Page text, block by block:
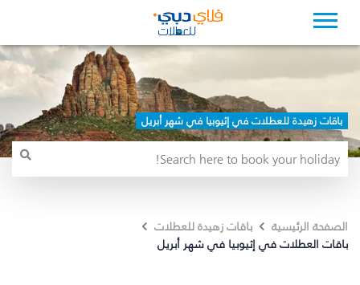
باقات زهيدة للعطلات في إثيوبيا في شهر أبريل
الصفحة الرئيسية
باقات زهيدة للعطلات
باقات العطلات في إثيوبيا في شهر أبريل